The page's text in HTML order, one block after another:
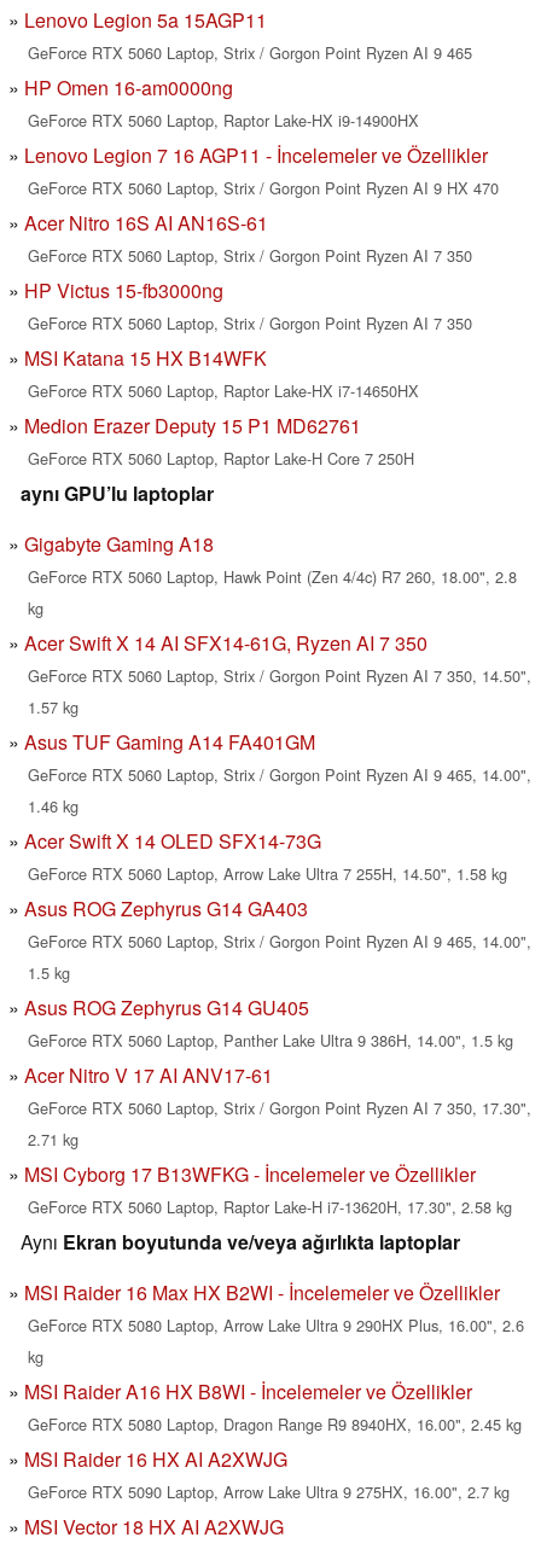
Lenovo Legion 5a 15AGP11
GeForce RTX 5060 Laptop, Strix / Gorgon Point Ryzen AI 9 465
HP Omen 16-am0000ng
GeForce RTX 5060 Laptop, Raptor Lake-HX i9-14900HX
Lenovo Legion 7 16 AGP11 - İncelemeler ve Özellikler
GeForce RTX 5060 Laptop, Strix / Gorgon Point Ryzen AI 9 HX 470
Acer Nitro 16S AI AN16S-61
GeForce RTX 5060 Laptop, Strix / Gorgon Point Ryzen AI 7 350
HP Victus 15-fb3000ng
GeForce RTX 5060 Laptop, Strix / Gorgon Point Ryzen AI 7 350
MSI Katana 15 HX B14WFK
GeForce RTX 5060 Laptop, Raptor Lake-HX i7-14650HX
Medion Erazer Deputy 15 P1 MD62761
GeForce RTX 5060 Laptop, Raptor Lake-H Core 7 250H
aynı GPU’lu laptoplar
Gigabyte Gaming A18
GeForce RTX 5060 Laptop, Hawk Point (Zen 4/4c) R7 260, 18.00", 2.8
kg
Acer Swift X 14 AI SFX14-61G, Ryzen AI 7 350
GeForce RTX 5060 Laptop, Strix / Gorgon Point Ryzen AI 7 350, 14.50",
1.57 kg
Asus TUF Gaming A14 FA401GM
GeForce RTX 5060 Laptop, Strix / Gorgon Point Ryzen AI 9 465, 14.00",
1.46 kg
Acer Swift X 14 OLED SFX14-73G
GeForce RTX 5060 Laptop, Arrow Lake Ultra 7 255H, 14.50", 1.58 kg
Asus ROG Zephyrus G14 GA403
GeForce RTX 5060 Laptop, Strix / Gorgon Point Ryzen AI 9 465, 14.00",
1.5 kg
Asus ROG Zephyrus G14 GU405
GeForce RTX 5060 Laptop, Panther Lake Ultra 9 386H, 14.00", 1.5 kg
Acer Nitro V 17 AI ANV17-61
GeForce RTX 5060 Laptop, Strix / Gorgon Point Ryzen AI 7 350, 17.30",
2.71 kg
MSI Cyborg 17 B13WFKG - İncelemeler ve Özellikler
GeForce RTX 5060 Laptop, Raptor Lake-H i7-13620H, 17.30", 2.58 kg
Aynı Ekran boyutunda ve/veya ağırlıkta laptoplar
MSI Raider 16 Max HX B2WI - İncelemeler ve Özellikler
GeForce RTX 5080 Laptop, Arrow Lake Ultra 9 290HX Plus, 16.00", 2.6
kg
MSI Raider A16 HX B8WI - İncelemeler ve Özellikler
GeForce RTX 5080 Laptop, Dragon Range R9 8940HX, 16.00", 2.45 kg
MSI Raider 16 HX AI A2XWJG
GeForce RTX 5090 Laptop, Arrow Lake Ultra 9 275HX, 16.00", 2.7 kg
MSI Vector 18 HX AI A2XWJG